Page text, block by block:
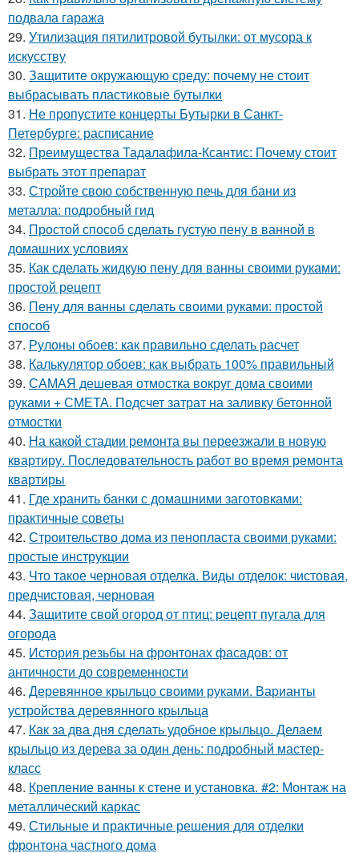
подвала гаража
29. Утилизация пятилитровой бутылки: от мусора к
искусству
30. Защитите окружающую среду: почему не стоит
выбрасывать пластиковые бутылки
31. Не пропустите концерты Бутырки в Санкт-
Петербурге: расписание
32. Преимущества Тадалафила-Ксантис: Почему стоит
выбрать этот препарат
33. Стройте свою собственную печь для бани из
металла: подробный гид
34. Простой способ сделать густую пену в ванной в
домашних условиях
35. Как сделать жидкую пену для ванны своими руками:
простой рецепт
36. Пену для ванны сделать своими руками: простой
способ
37. Рулоны обоев: как правильно сделать расчет
38. Калькулятор обоев: как выбрать 100% правильный
39. САМАЯ дешевая отмостка вокруг дома своими
руками + СМЕТА. Подсчет затрат на заливку бетонной
отмостки
40. На какой стадии ремонта вы переезжали в новую
квартиру. Последовательность работ во время ремонта
квартиры
41. Где хранить банки с домашними заготовками:
практичные советы
42. Строительство дома из пенопласта своими руками:
простые инструкции
43. Что такое черновая отделка. Виды отделок: чистовая,
предчистовая, черновая
44. Защитите свой огород от птиц: рецепт пугала для
огорода
45. История резьбы на фронтонах фасадов: от
античности до современности
46. Деревянное крыльцо своими руками. Варианты
устройства деревянного крыльца
47. Как за два дня сделать удобное крыльцо. Делаем
крыльцо из дерева за один день: подробный мастер-
класс
48. Крепление ванны к стене и установка. #2: Монтаж на
металлический каркас
49. Стильные и практичные решения для отделки
фронтона частного дома